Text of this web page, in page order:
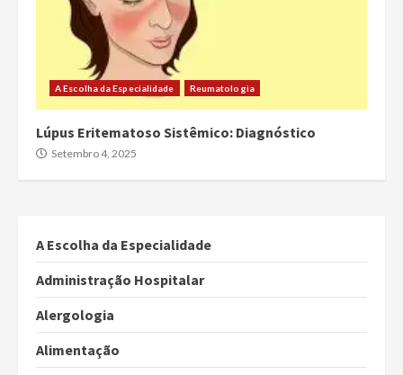
A Escolha da Especialidade Reumatologia
Lúpus Eritematoso Sistêmico: Diagnóstico
Setembro 4, 2025
A Escolha da Especialidade
Administração Hospitalar
Alergologia
Alimentação